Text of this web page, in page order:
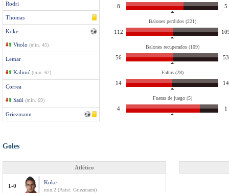
Rodri
Thomas
Koke
Vitolo (min. 45)
Lemar
Kalinić (min. 62)
Correa
Saúl (min. 69)
Griezmann
8 5
Balones perdidos (221)
112
Balones recuperados (109)
56 53
Faltas (28)
14 14
Fueras de juego (5)
4 1
Goles
Atlético
1-0
Koke
min.2 (Asist: Griezmann)